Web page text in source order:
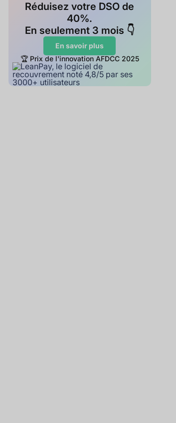
Réduisez votre DSO de
40%.
En seulement 3 mois 👇
En savoir plus
🏆 Prix de l'innovation AFDCC 2025